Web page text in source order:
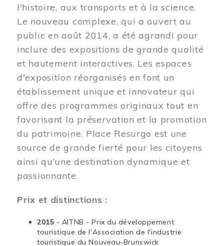
l'histoire, aux transports et à la science.
Le nouveau complexe, qui a ouvert au
public en août 2014, a été agrandi pour
inclure des expositions de grande qualité
et hautement interactives. Les espaces
d'exposition réorganisés en font un
établissement unique et innovateur qui
offre des programmes originaux tout en
favorisant la préservation et la promotion
du patrimoine. Place Resurgo est une
source de grande fierté pour les citoyens
ainsi qu’une destination dynamique et
passionnante.
Prix et distinctions :
2015 - AITNB - Prix du développement
touristique de l'Association de l'industrie
touristique du Nouveau-Brunswick